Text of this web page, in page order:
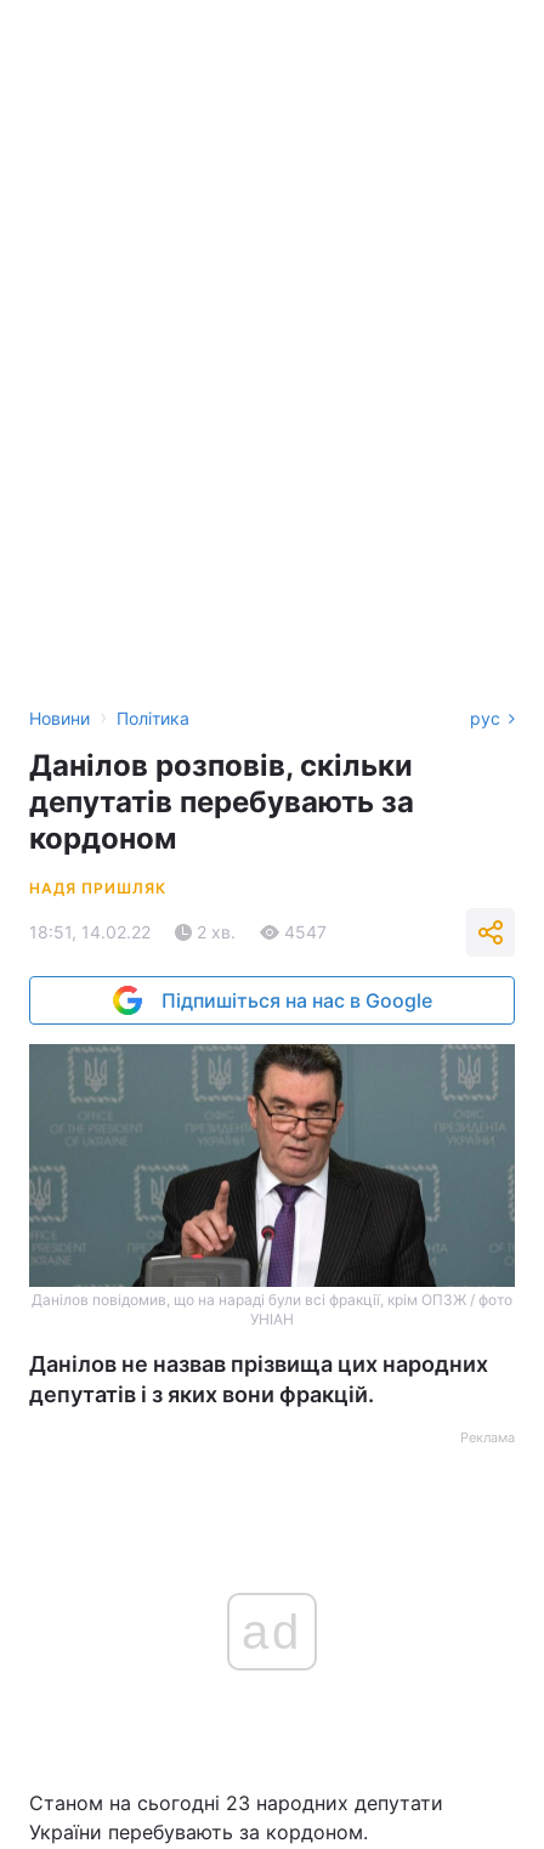
Новини › Політика рус
Данілов розповів, скільки
депутатів перебувають за
кордоном
НАДЯ ПРИШЛЯК
18:51, 14.02.22 2 хв. 4547
Підпишіться на нас в Google
Данілов повідомив, що на нараді були всі фракції, крім ОПЗЖ / фото
УНІАН
Данілов не назвав прізвища цих народних
депутатів і з яких вони фракцій.
Реклама
ad
Станом на сьогодні 23 народних депутати
України перебувають за кордоном.